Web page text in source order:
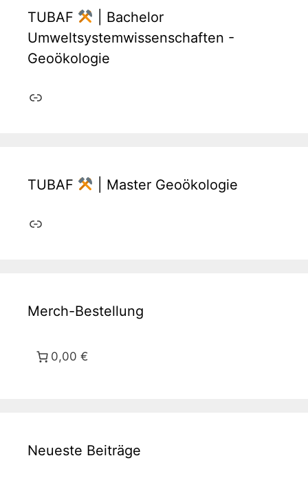
TUBAF
| Bachelor
Umweltsystemwissenschaften -
Geoökologie
Link
TUBAF | Master Geoökologie
Link
Merch-Bestellung
0,00 €
Neueste Beiträge